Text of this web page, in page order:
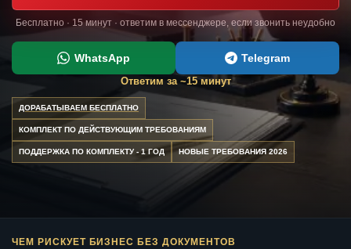
Бесплатно · 15 минут · ответим в мессенджере, если звонить неудобно
WhatsApp Telegram
Ответим за ~15 минут
ДОРАБАТЫВАЕМ БЕСПЛАТНО
КОМПЛЕКТ ПО ДЕЙСТВУЮЩИМ ТРЕБОВАНИЯМ
ПОДДЕРЖКА ПО КОМПЛЕКТУ - 1 ГОД НОВЫЕ ТРЕБОВАНИЯ 2026
ЧЕМ РИСКУЕТ БИЗНЕС БЕЗ ДОКУМЕНТОВ